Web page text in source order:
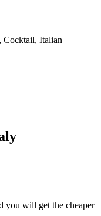
Cocktail, Italian
you will get the cheaper